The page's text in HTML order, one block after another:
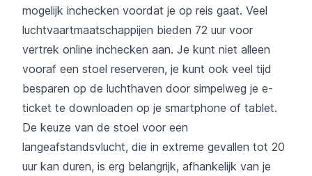
mogelijk inchecken voordat je op reis gaat. Veel
luchtvaartmaatschappijen bieden 72 uur voor
vertrek online inchecken aan. Je kunt niet alleen
vooraf een stoel reserveren, je kunt ook veel tijd
besparen op de luchthaven door simpelweg je e-
ticket te downloaden op je smartphone of tablet.
De keuze van de stoel voor een
langeafstandsvlucht, die in extreme gevallen tot 20
uur kan duren, is erg belangrijk, afhankelijk van je